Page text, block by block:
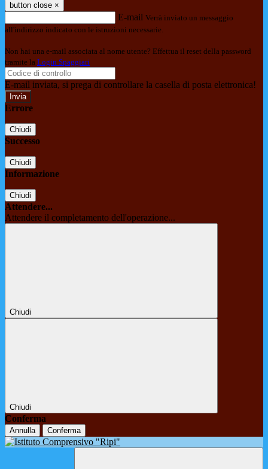
button close ×
E-mail Verrà inviato un messaggio
all'indirizzo indicato con le istruzioni necessarie.
Non hai una e-mail associata al nome utente? Effettua il reset della password
tramite la Login Spaggiari
E-mail inviata, si prega di controllare la casella di posta elettronica!
Errore
Chiudi
Successo
Chiudi
Informazione
Chiudi
Attendere...
Attendere il completamento dell'operazione...
Chiudi
Chiudi
Conferma
Annulla Conferma